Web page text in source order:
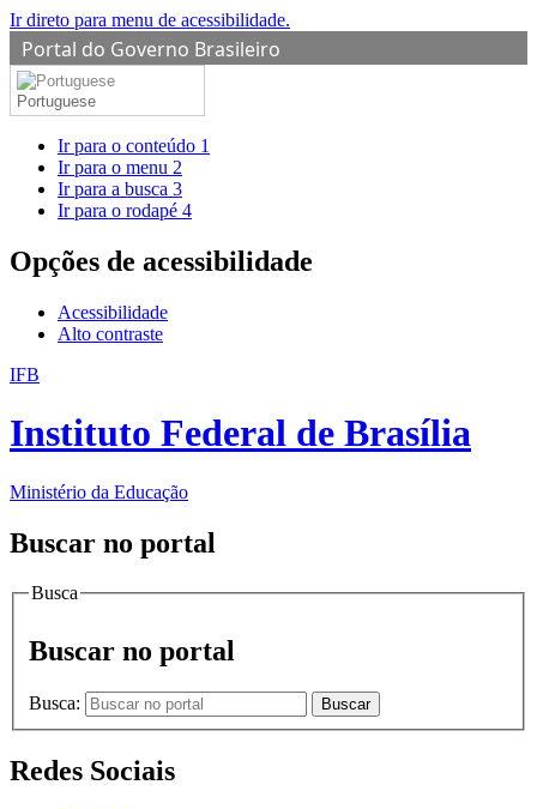
Ir direto para menu de acessibilidade.
Portal do Governo Brasileiro
Portuguese
Ir para o conteúdo 1
Ir para o menu 2
Ir para a busca 3
Ir para o rodapé 4
Opções de acessibilidade
Acessibilidade
Alto contraste
IFB
Instituto Federal de Brasília
Ministério da Educação
Buscar no portal
Busca
Buscar no portal
Busca: Buscar
Redes Sociais